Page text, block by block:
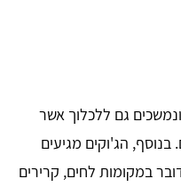
גם ללכלוך אשר
בנוסף, הג'וקים מגיעים
במקומות לחים, קרירים